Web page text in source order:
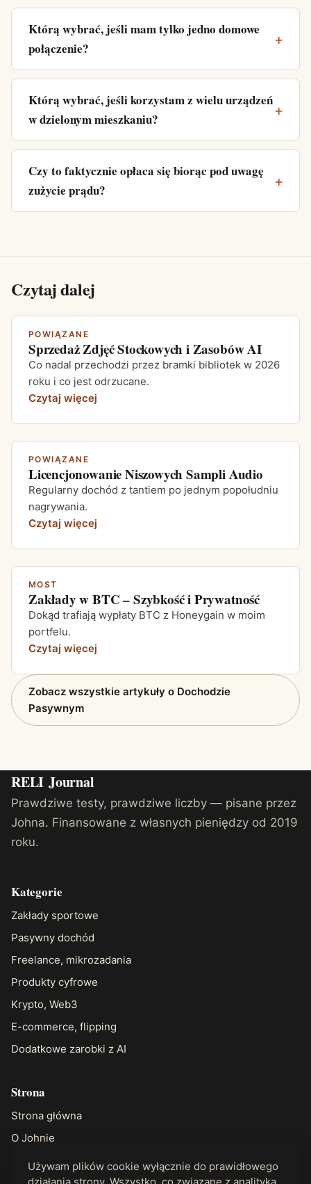
Którą wybrać, jeśli mam tylko jedno domowe
połączenie?
Którą wybrać, jeśli korzystam z wielu urządzeń
w dzielonym mieszkaniu?
Czy to faktycznie opłaca się biorąc pod uwagę
zużycie prądu?
Czytaj dalej
POWIĄZANE
Sprzedaż Zdjęć Stockowych i Zasobów AI
Co nadal przechodzi przez bramki bibliotek w 2026
roku i co jest odrzucane.
Czytaj więcej
POWIĄZANE
Licencjonowanie Niszowych Sampli Audio
Regularny dochód z tantiem po jednym popołudniu
nagrywania.
Czytaj więcej
MOST
Zakłady w BTC – Szybkość i Prywatność
Dokąd trafiają wypłaty BTC z Honeygain w moim
portfelu.
Czytaj więcej
Zobacz wszystkie artykuły o Dochodzie
Pasywnym
RELI Journal
Prawdziwe testy, prawdziwe liczby — pisane przez
Johna. Finansowane z własnych pieniędzy od 2019
roku.
Kategorie
Zakłady sportowe
Pasywny dochód
Freelance, mikrozadania
Produkty cyfrowe
Krypto, Web3
E-commerce, flipping
Dodatkowe zarobki z AI
Strona
Strona główna
O Johnie
KontaktUżywam plików cookie wyłącznie do prawidłowego